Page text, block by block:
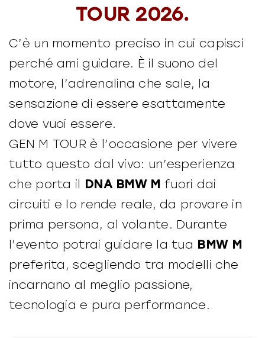
TOUR 2026.
C’è un momento preciso in cui capisci
perché ami guidare. È il suono del
motore, l’adrenalina che sale, la
sensazione di essere esattamente
dove vuoi essere.
GEN M TOUR è l’occasione per vivere
tutto questo dal vivo: un’esperienza
che porta il DNA BMW M fuori dai
circuiti e lo rende reale, da provare in
prima persona, al volante. Durante
l’evento potrai guidare la tua BMW M
preferita, scegliendo tra modelli che
incarnano al meglio passione,
tecnologia e pura performance.